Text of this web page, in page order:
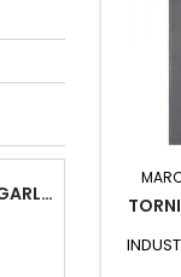
EVAPORATIVO GARLAND COOL 1530